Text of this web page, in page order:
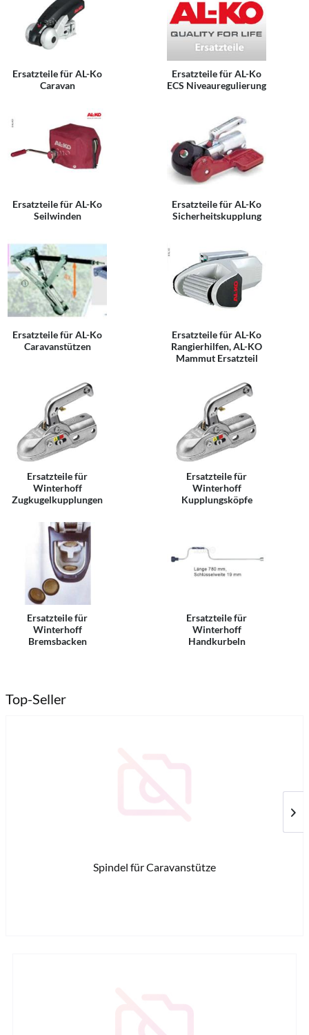
shop24.de
Ersatzteile für AL-Ko
Caravan
Ersatzteile für AL-Ko
ECS Niveauregulierung
Ersatzteile für AL-Ko
Seilwinden
Ersatzteile für AL-Ko
Sicherheitskupplung
Ersatzteile für AL-Ko
Caravanstützen
Ersatzteile für AL-Ko
Rangierhilfen, AL-KO
Mammut Ersatzteil
Ersatzteile für
Winterhoff
Zugkugelkupplungen
Ersatzteile für
Winterhoff
Kupplungsköpfe
Ersatzteile für
Winterhoff
Bremsbacken
Ersatzteile für
Winterhoff
Handkurbeln
Top-Seller
Spindel für Caravanstütze